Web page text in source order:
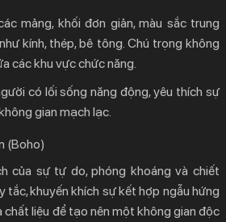
mảng, khối đơn giản, màu sắc trung
kính, thép, bê tông. Chú trọng không
các khu vực chức năng.
có lối sống năng động, yêu thích sự
gian mạch lạc.
(Boho)
của sự tự do, phóng khoáng và chiết
tắc, khuyến khích sự kết hợp ngẫu hứng
chất liệu để tạo nên một không gian độc